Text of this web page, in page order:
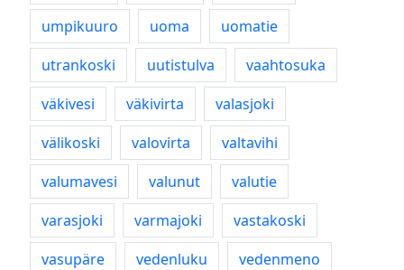
umpikuuro
uoma
uomatie
utrankoski
uutistulva
vaahtosuka
väkivesi
väkivirta
valasjoki
välikoski
valovirta
valtavihi
valumavesi
valunut
valutie
varasjoki
varmajoki
vastakoski
vasupäre
vedenluku
vedenmeno